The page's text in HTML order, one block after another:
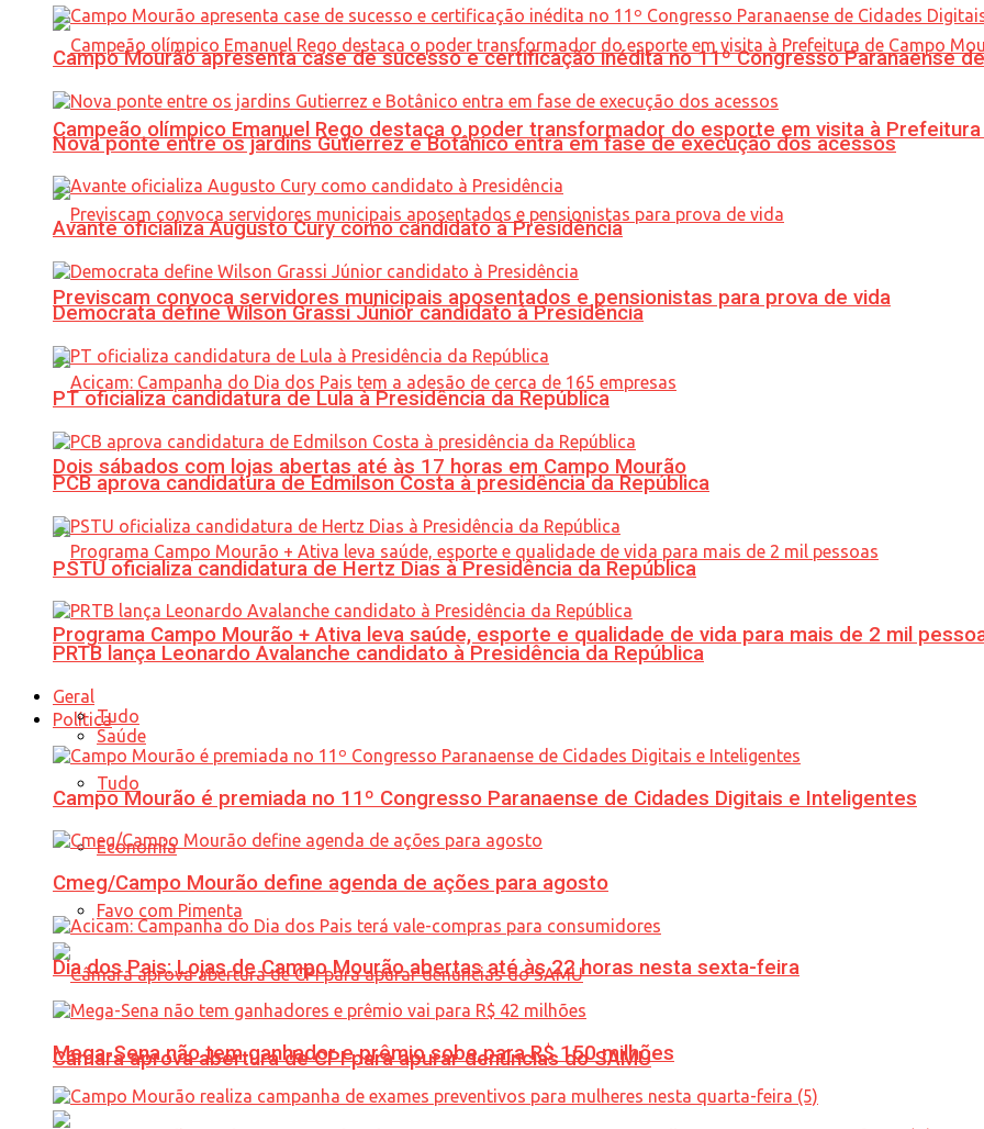
Campeão olímpico Emanuel Rego destaca o poder transformador do esporte em visita à
Previscam convoca servidores municipais aposentados e pensionistas para prova de vida
Dois sábados com lojas abertas até às 17 horas em Campo Mourão
Programa Campo Mourão + Ativa leva saúde, esporte e qualidade de vida para mais de 2 mil
Política
Tudo
Economia
Favo com Pimenta
Câmara aprova abertura de CPI para apurar denúncias do SAMU
Campo Mourão apresenta case de sucesso e certificação inédita no 11º Congresso Paranaense
Nova ponte entre os jardins Gutierrez e Botânico entra em fase de execução dos acessos
Avante oficializa Augusto Cury como candidato à Presidência
Democrata define Wilson Grassi Júnior candidato à Presidência
PT oficializa candidatura de Lula à Presidência da República
PCB aprova candidatura de Edmilson Costa à presidência da República
PSTU oficializa candidatura de Hertz Dias à Presidência da República
PRTB lança Leonardo Avalanche candidato à Presidência da República
Geral
Tudo
Saúde
Campo Mourão é premiada no 11º Congresso Paranaense de Cidades Digitais e Inteligentes
Cmeg/Campo Mourão define agenda de ações para agosto
Dia dos Pais: Lojas de Campo Mourão abertas até às 22 horas nesta sexta-feira
Mega-Sena não tem ganhador e prêmio sobe para R$ 150 milhões